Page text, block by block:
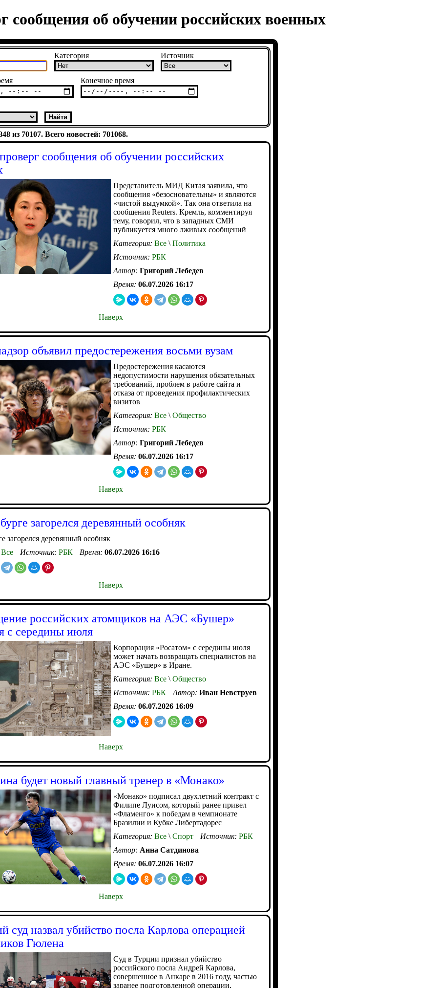
сообщения об обучении российских военных
Категория Источник
Конечное время
из 70107. Всего новостей: 701068.
сообщения об обучении российских
Представитель МИД Китая заявила, что
сообщения «безосновательны» и являются
«чистой выдумкой». Так она ответила на
сообщения Reuters. Кремль, комментируя
тему, говорил, что в западных СМИ
публикуется много лживых сообщений
Категория: Все \ Политика
Источник: РБК
Автор: Григорий Лебедев
Время: 06.07.2026 16:17
Наверх
объявил предостережения восьми вузам
Предостережения касаются
недопустимости нарушения обязательных
требований, проблем в работе сайта и
отказа от проведения профилактических
визитов
Категория: Все \ Общество
Источник: РБК
Автор: Григорий Лебедев
Время: 06.07.2026 16:17
Наверх
загорелся деревянный особняк
загорелся деревянный особняк
Все Источник: РБК Время: 06.07.2026 16:16
Наверх
российских атомщиков на АЭС «Бушер»
с середины июля
Корпорация «Росатом» с середины июля
может начать возвращать специалистов на
АЭС «Бушер» в Иране.
Категория: Все \ Общество
Источник: РБК Автор: Иван Невструев
Время: 06.07.2026 16:09
Наверх
будет новый главный тренер в «Монако»
«Монако» подписал двухлетний контракт с
Филипе Луисом, который ранее привел
«Фламенго» к победам в чемпионате
Бразилии и Кубке Либертадорес
Категория: Все \ Спорт Источник: РБК
Автор: Анна Сатдинова
Время: 06.07.2026 16:07
Наверх
суд назвал убийство посла Карлова операцией
Гюлена
Суд в Турции признал убийство
российского посла Андрей Карлова,
совершенное в Анкаре в 2016 году, частью
заранее подготовленной операции,